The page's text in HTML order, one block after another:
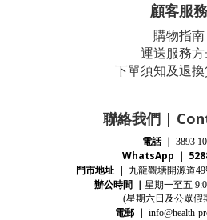
顧客服務
購物指南
運送服務
下單須知及退
聯絡我們 |
電話 ｜ 3893
WhatsApp ｜
門市地址 ｜ 九龍觀塘開源道49
辦公時間｜ 星期一至五
(星期六日及公眾假
電郵｜ info@health-